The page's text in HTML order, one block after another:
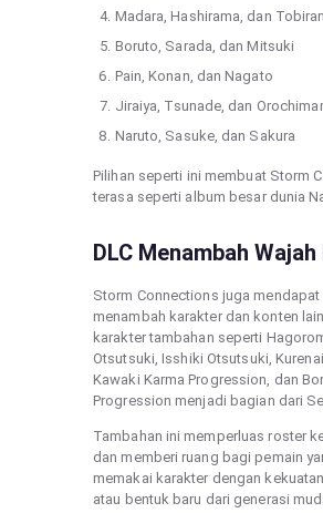
Madara, Hashirama, dan
Boruto, Sarada, dan Mitsuki
Pain, Konan, dan Nagato
Jiraiya, Tsunade, dan
Naruto, Sasuke, dan Sakura
Pilihan seperti ini membuat Storm
terasa seperti album besar dunia
DLC Menambah Wajah
Storm Connections juga mendapat
menambah karakter dan konten
karakter tambahan seperti
Otsutsuki, Isshiki Otsutsuki, Kurenai
Kawaki Karma Progression, dan
Progression menjadi bagian dari
Tambahan ini memperluas roster
dan memberi ruang bagi pemain
memakai karakter dengan
atau bentuk baru dari generasi